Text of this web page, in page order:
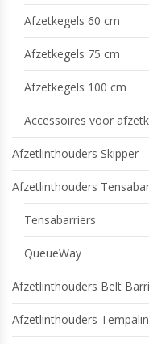
Afzetkegels 60 cm
Afzetkegels 75 cm
Afzetkegels 100 cm
Accessoires voor
Afzetlinthouders Skipper
Afzetlinthouders
Tensabarriers
QueueWay
Afzetlinthouders Belt
Afzetlinthouders